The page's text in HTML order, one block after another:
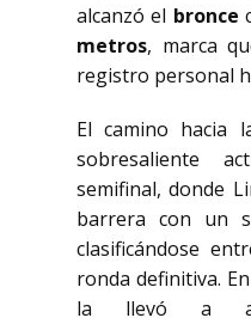
alcanzó el bronce
metros, marca
registro personal
El camino hacia
sobresaliente
semifinal, donde
barrera con un
clasificándose
ronda definitiva.
la llevó a